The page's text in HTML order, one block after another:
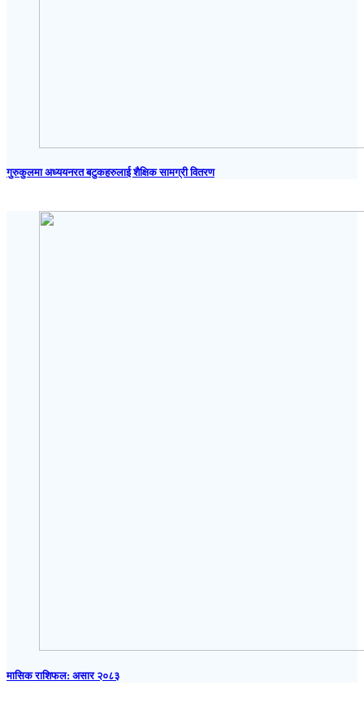
गुरुकुलमा अध्ययनरत बटुकहरुलाई शैक्षिक सामग्री वितरण
मासिक राशिफल: असार २०८३